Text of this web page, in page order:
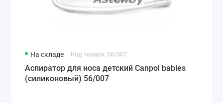
На складе Код товара: 56/007
Аспиратор для носа детский Canpol babies
(силиконовый) 56/007